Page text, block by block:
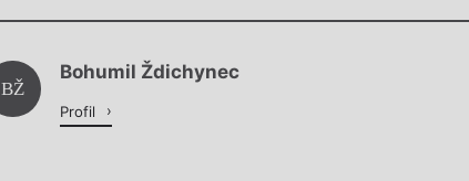
Chviličku.
Načítá se.
BŽ
Bohumil Ždichynec
Profil